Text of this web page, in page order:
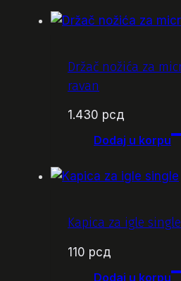
Držač nožića za
ravan
1.430 рсд
Dodaj u korpu
Kapica za igle single
110 рсд
Dodaj u korpu